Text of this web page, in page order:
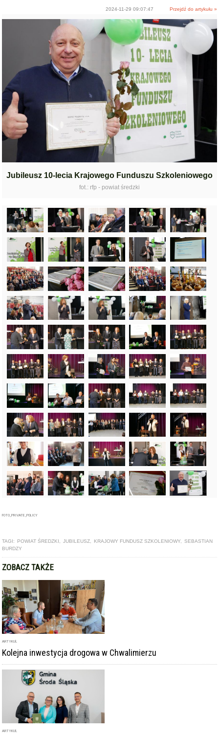
2024-11-29 09:07:47 Przejdź do artykułu »
Jubileusz 10-lecia Krajowego Funduszu Szkoleniowego
fot.: rfp - powiat średzki
FOTO_PRIVATE_POLICY
TAGI: POWIAT ŚREDZKI JUBILEUSZ KRAJOWY FUNDUSZ SZKOLENIOWY
SEBASTIAN
BURDZY
ZOBACZ TAKŻE
ARTYKUŁ
Kolejna inwestycja drogowa w Chwalimierzu
ARTYKUŁ